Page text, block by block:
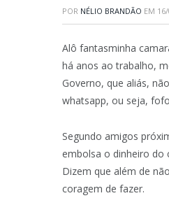
POR NÉLIO BRANDÃO EM
Alô fantasminha
há anos ao trabalho,
Governo, que aliás,
whatsapp, ou seja,
Segundo amigos
embolsa o dinheiro do
Dizem que além de
coragem de fazer.